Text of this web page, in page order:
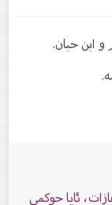
ئایا حوكمی